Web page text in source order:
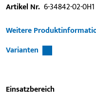
Artikel Nr. 6-34842-02-0H1
Weitere
Varianten
Einsatzbereich